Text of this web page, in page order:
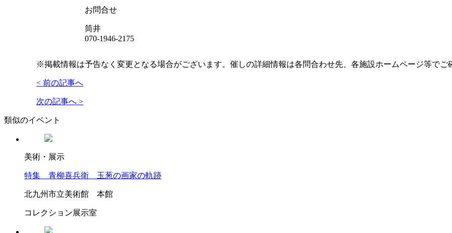
お問合せ
筒井
070-1946-2175
※掲載情報は予告なく変更となる場合がございます。催しの詳細情報は各問合わせ先、各施設ホームページ等でご
< 前の記事へ
次の記事へ >
類似のイベント
美術・展示
特集 青柳喜兵衛 玉葱の画家の軌跡
北九州市立美術館 本館
コレクション展示室